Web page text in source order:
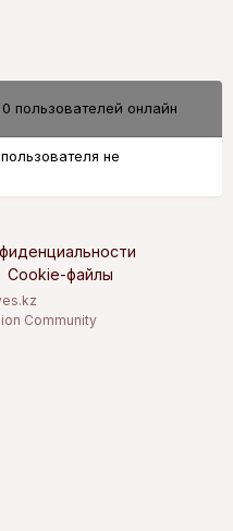
0 пользователей онлайн
не
Cookie-файлы
Community